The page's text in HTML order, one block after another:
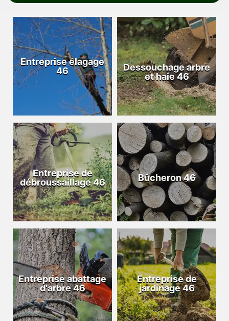
Entreprise élagage
46
Dessouchage arbre
et haie 46
Entreprise de
débroussaillage 46
Bûcheron 46
Entreprise abattage
d'arbre 46
Entreprise de
jardinage 46